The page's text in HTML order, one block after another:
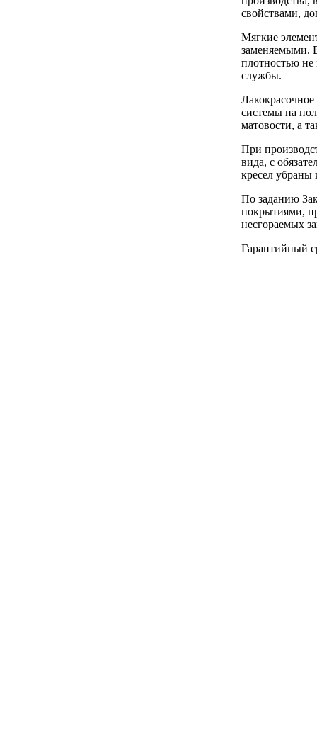
свойствами,
Мягкие
заменяемыми.
плотностью не
службы.
системы на
матовости, а
При
вида, с
кресел
По заданию
покрытиями,
несгораемых
Гарантийный